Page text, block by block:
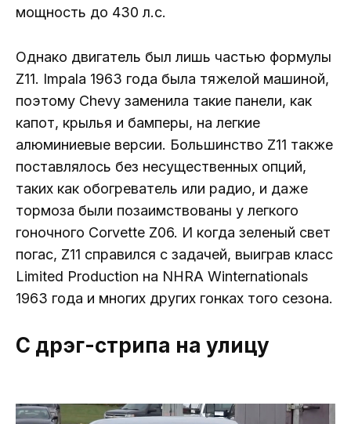
мощность до 430 л.с.
Однако двигатель был лишь частью формулы
Z11. Impala 1963 года была тяжелой машиной,
поэтому Chevy заменила такие панели, как
капот, крылья и бамперы, на легкие
алюминиевые версии. Большинство Z11 также
поставлялось без несущественных опций,
таких как обогреватель или радио, и даже
тормоза были позаимствованы у легкого
гоночного Corvette Z06. И когда зеленый свет
погас, Z11 справился с задачей, выиграв класс
Limited Production на NHRA Winternationals
1963 года и многих других гонках того сезона.
С дрэг-стрипа на улицу